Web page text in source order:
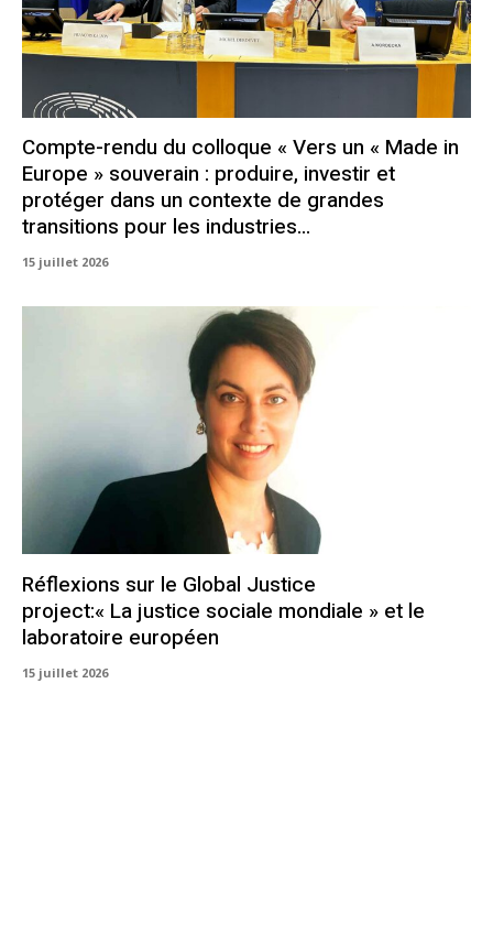
Compte-rendu du colloque « Vers un « Made in
Europe » souverain : produire, investir et
protéger dans un contexte de grandes
transitions pour les industries...
15 juillet 2026
Réflexions sur le Global Justice
project:« La justice sociale mondiale » et le
laboratoire européen
15 juillet 2026